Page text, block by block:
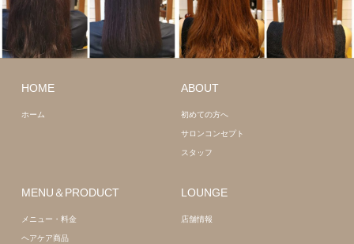
HOME
ホーム
ABOUT
初めての方へ
サロンコンセプト
スタッフ
MENU＆PRODUCT
メニュー・料金
ヘアケア商品
LOUNGE
店舗情報